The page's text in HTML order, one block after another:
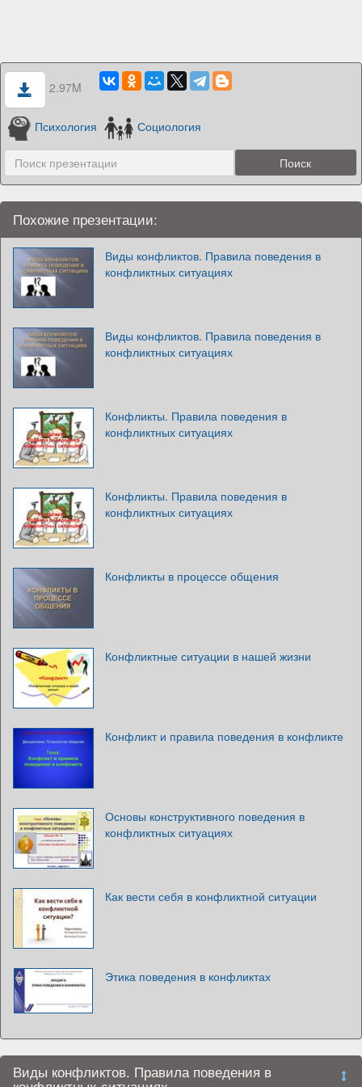
2.97M
Психология Социология
Похожие презентации:
Виды конфликтов. Правила поведения в
конфликтных ситуациях
Виды конфликтов. Правила поведения в
конфликтных ситуациях
Конфликты. Правила поведения в
конфликтных ситуациях
Конфликты. Правила поведения в
конфликтных ситуациях
Конфликты в процессе общения
Конфликтные ситуации в нашей жизни
Конфликт и правила поведения в конфликте
Основы конструктивного поведения в
конфликтных ситуациях
Как вести себя в конфликтной ситуации
Этика поведения в конфликтах
Виды конфликтов. Правила поведения в